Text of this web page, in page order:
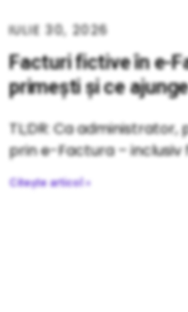
Facturi fictive în e-
primești și ce
IULIE 30, 2026
TL;DR: Ca
prin e-Factura –
Citește articol »